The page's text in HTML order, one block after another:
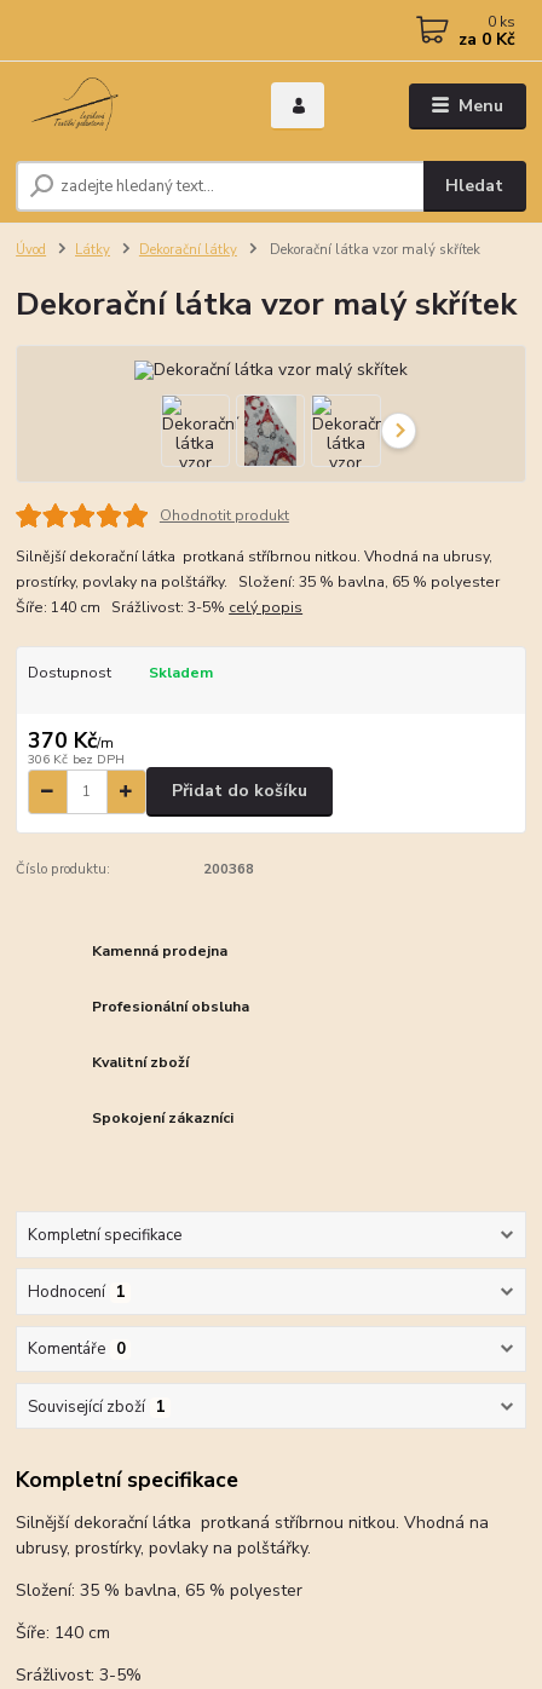
Menu
Hledat
0 ks
za 0 Kč
Úvod Látky Dekorační látky Dekorační látka vzor malý skřítek
Dekorační látka vzor malý skřítek
Ohodnotit produkt
Silnější dekorační látka protkaná stříbrnou nitkou. Vhodná na ubrusy,
prostírky, povlaky na polštářky. Složení: 35 % bavlna, 65 % polyester
Šíře: 140 cm Srážlivost: 3-5% celý popis
Dostupnost Skladem
370 Kč/m
306 Kč bez DPH
Přidat do košíku
Číslo produktu: 200368
Kamenná prodejna
Profesionální obsluha
Kvalitní zboží
Spokojení zákazníci
Kompletní specifikace
Hodnocení 1
Komentáře 0
Související zboží 1
Kompletní specifikace
Silnější dekorační látka protkaná stříbrnou nitkou. Vhodná na
ubrusy, prostírky, povlaky na polštářky.
Složení: 35 % bavlna, 65 % polyester
Šíře: 140 cm
Srážlivost: 3-5%